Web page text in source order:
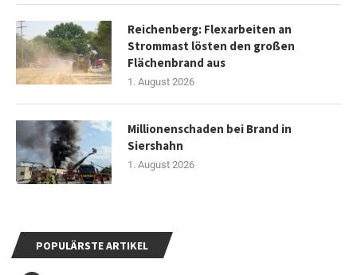
Reichenberg: Flexarbeiten an
Strommast lösten den großen
Flächenbrand aus
1. August 2026
Millionenschaden bei Brand in
Siershahn
1. August 2026
POPULÄRSTE ARTIKEL